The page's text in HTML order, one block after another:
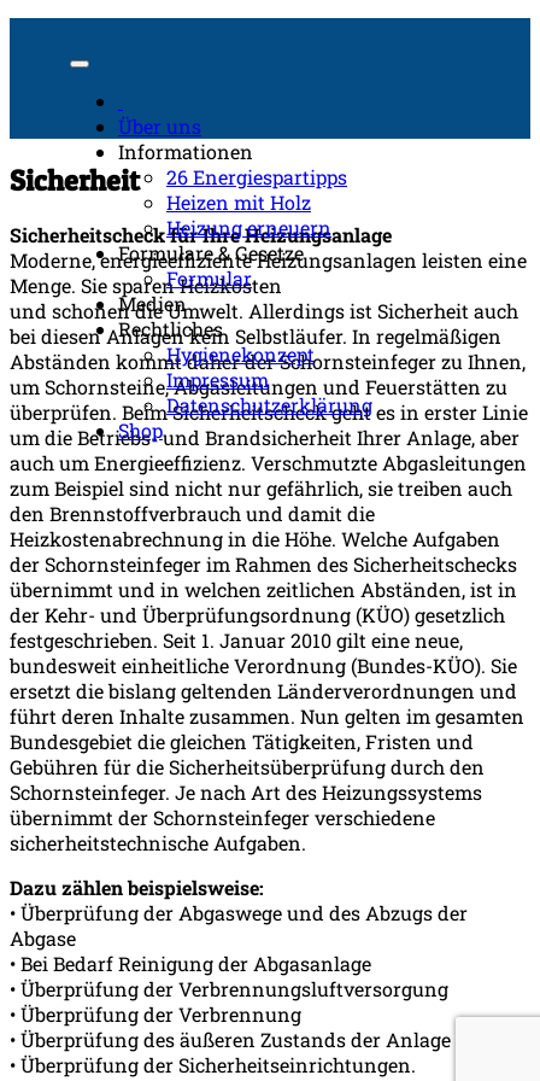
Über uns
Informationen
26 Energiespartipps
Heizen mit Holz
Heizung erneuern
Formulare & Gesetze
Formular
Medien
Rechtliches
Hygienekonzept
Impressum
Datenschutzerklärung
Shop
Sicherheit
Sicherheitscheck für Ihre Heizungsanlage
Moderne, energieeffiziente Heizungsanlagen leisten eine
Menge. Sie sparen Heizkosten
und schonen die Umwelt. Allerdings ist Sicherheit auch
bei diesen Anlagen kein Selbstläufer. In regelmäßigen
Abständen kommt daher der Schornsteinfeger zu Ihnen,
um Schornsteine, Abgasleitungen und Feuerstätten zu
überprüfen. Beim Sicherheitscheck geht es in erster Linie
um die Betriebs- und Brandsicherheit Ihrer Anlage, aber
auch um Energieeffizienz. Verschmutzte Abgasleitungen
zum Beispiel sind nicht nur gefährlich, sie treiben auch
den Brennstoffverbrauch und damit die
Heizkostenabrechnung in die Höhe. Welche Aufgaben
der Schornsteinfeger im Rahmen des Sicherheitschecks
übernimmt und in welchen zeitlichen Abständen, ist in
der Kehr- und Überprüfungsordnung (KÜO) gesetzlich
festgeschrieben. Seit 1. Januar 2010 gilt eine neue,
bundesweit einheitliche Verordnung (Bundes-KÜO). Sie
ersetzt die bislang geltenden Länderverordnungen und
führt deren Inhalte zusammen. Nun gelten im gesamten
Bundesgebiet die gleichen Tätigkeiten, Fristen und
Gebühren für die Sicherheitsüberprüfung durch den
Schornsteinfeger. Je nach Art des Heizungssystems
übernimmt der Schornsteinfeger verschiedene
sicherheitstechnische Aufgaben.
Dazu zählen beispielsweise:
• Überprüfung der Abgaswege und des Abzugs der
Abgase
• Bei Bedarf Reinigung der Abgasanlage
• Überprüfung der Verbrennungsluftversorgung
• Überprüfung der Verbrennung
• Überprüfung des äußeren Zustands der Anlage
• Überprüfung der Sicherheitseinrichtungen.